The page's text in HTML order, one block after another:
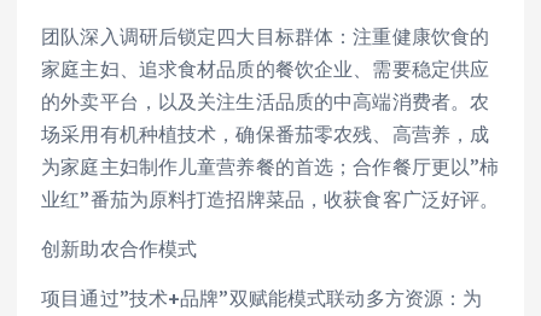
团队深入调研后锁定四大目标群体：注重健康饮食的
家庭主妇、追求食材品质的餐饮企业、需要稳定供应
的外卖平台，以及关注生活品质的中高端消费者。农
场采用有机种植技术，确保番茄零农残、高营养，成
为家庭主妇制作儿童营养餐的首选；合作餐厅更以”柿
业红”番茄为原料打造招牌菜品，收获食客广泛好评。
创新助农合作模式
项目通过”技术+品牌”双赋能模式联动多方资源：为